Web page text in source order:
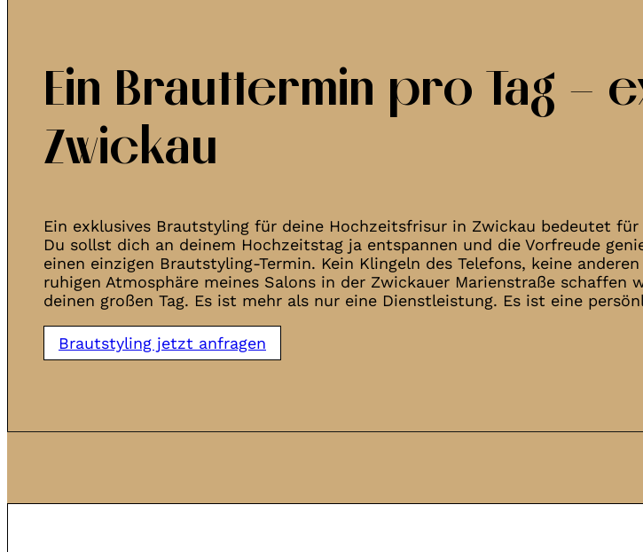
Ein Brauttermin pro Tag –
Zwickau
Ein exklusives Brautstyling für deine Hochzeitsfrisur in Zwickau bedeutet
Du sollst dich an deinem Hochzeitstag ja entspannen und die Vorfreude
einen einzigen Brautstyling-Termin. Kein Klingeln des Telefons, keine
ruhigen Atmosphäre meines Salons in der Zwickauer Marienstraße
deinen großen Tag. Es ist mehr als nur eine Dienstleistung. Es ist eine
Brautstyling jetzt anfragen